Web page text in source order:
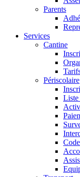
Parents
Services
Cantine
Périscolaire
Liste